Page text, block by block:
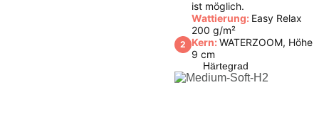
ist möglich.
Wattierung: Easy Relax
200 g/m²
2 Kern:WATERZOOM, Höhe
9 cm
Härtegrad